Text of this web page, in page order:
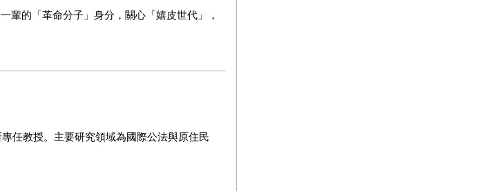
輩的「革命分子」身分，關心「嬉皮世代」，
任教授。主要研究領域為國際公法與原住民